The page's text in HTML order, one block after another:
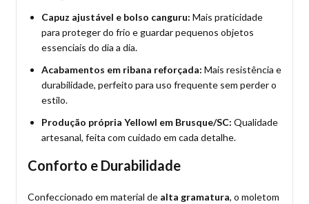
Capuz ajustável e bolso canguru: Mais praticidade
para proteger do frio e guardar pequenos objetos
essenciais do dia a dia.
Acabamentos em ribana reforçada: Mais resistência e
durabilidade, perfeito para uso frequente sem perder o
estilo.
Produção própria Yellowl em Brusque/SC: Qualidade
artesanal, feita com cuidado em cada detalhe.
Conforto e Durabilidade
Confeccionado em material de alta gramatura, o moletom